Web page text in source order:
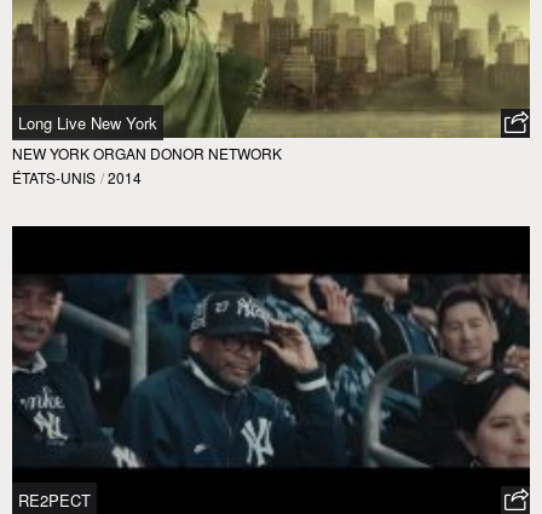
Long Live New York
NEW YORK ORGAN DONOR NETWORK
ÉTATS-UNIS / 2014
RE2PECT